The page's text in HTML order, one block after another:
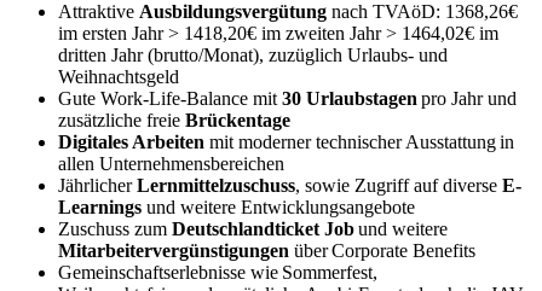
Attraktive Ausbildungsvergütung nach TVAöD: 1368,26€
im ersten Jahr > 1418,20€ im zweiten Jahr > 1464,02€ im
dritten Jahr (brutto/Monat), zuzüglich Urlaubs- und
Weihnachtsgeld
Gute Work-Life-Balance mit30 Urlaubstagenpro Jahr und
zusätzliche freie Brückentage
Digitales Arbeiten mit moderner technischer Ausstattung in
allen Unternehmensbereichen
JährlicherLernmittelzuschuss, sowie Zugriff auf diverse E-
Learnings und weitere Entwicklungsangebote
Zuschuss zum Deutschlandticket Jobund weitere
Mitarbeitervergünstigungen über Corporate Benefits
Gemeinschaftserlebnisse wie Sommerfest,